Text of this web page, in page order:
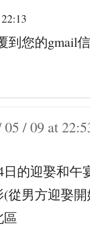
到您的gmail
/ 09 at
日的迎娶和午
從男方迎娶
區